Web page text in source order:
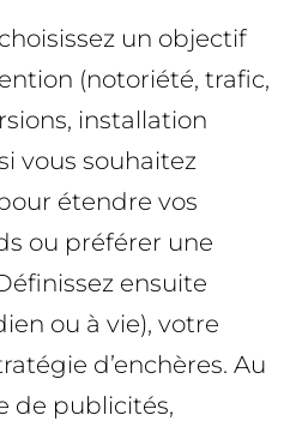
un objectif
(notoriété, trafic,
installation
vous souhaitez
étendre vos
ou préférer une
ensuite
ou à vie), votre
d’enchères. Au
de publicités,